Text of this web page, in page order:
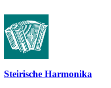
Steirische Harmonika